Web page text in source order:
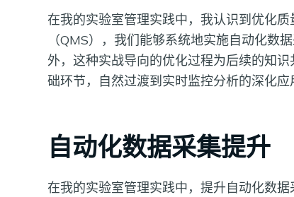
在我的实验室管理实践中，我认识到优化
（QMS），我们能够系统地实施自动化
外，这种实战导向的优化过程为后续的知
础环节，自然过渡到实时监控分析的深化
自动化数据采集提升
在我的实验室管理实践中，提升自动化数据